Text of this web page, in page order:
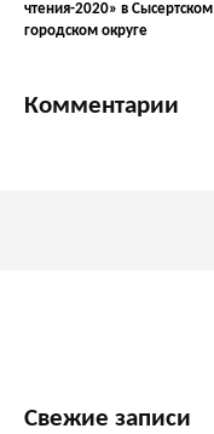
чтения-2020» в Сысертском
городском округе
Комментарии
Свежие записи